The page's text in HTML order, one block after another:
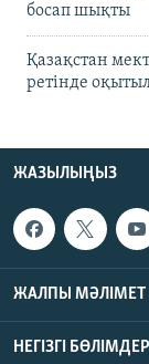
босап шықты
Қазақстан
ретінде
ЖАЗЫЛЫҢЫЗ
ЖАЛПЫ МӘЛІМЕТ
НЕГІЗГІ БӨЛІМДЕР